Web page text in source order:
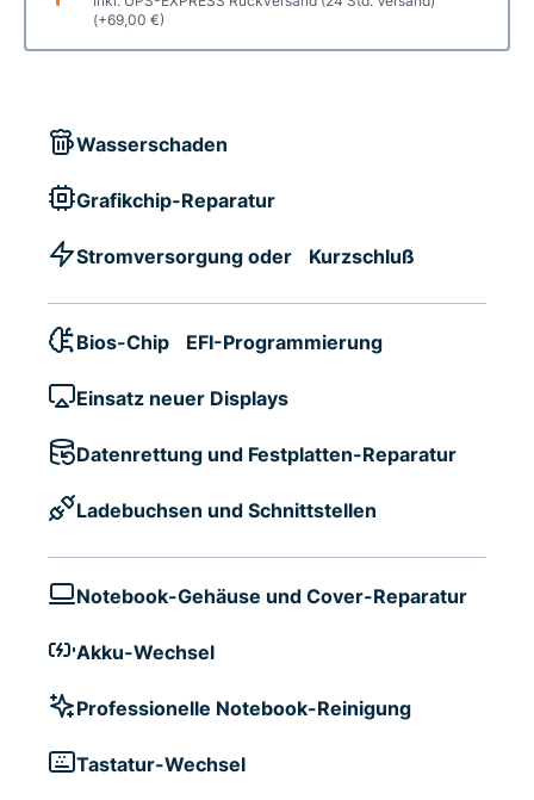
(+69,00 €)
Wasserschaden
Grafikchip-Reparatur
Stromversorgung oder Kurzschluß
Bios-Chip EFI-Programmierung
Einsatz neuer Displays
Datenrettung und Festplatten-Reparatur
Ladebuchsen und Schnittstellen
Notebook-Gehäuse und Cover-Reparatur
Akku-Wechsel
Professionelle Notebook-Reinigung
Tastatur-Wechsel